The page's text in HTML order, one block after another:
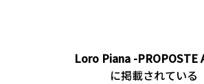
Loro Piana -PROPOSTE
に掲載されている